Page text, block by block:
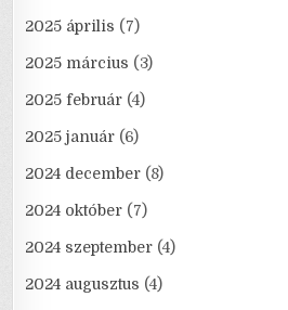
2025 április (7)
2025 március (3)
2025 február (4)
2025 január (6)
2024 december (8)
2024 október (7)
2024 szeptember (4)
2024 augusztus (4)